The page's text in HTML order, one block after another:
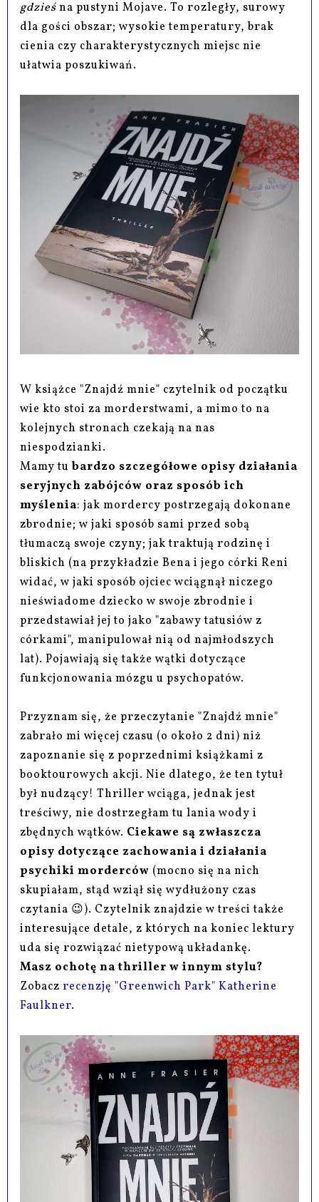
gdzieśna pustyni Mojave. To rozległy, surowy
dla gości obszar; wysokie temperatury, brak
cienia czy charakterystycznych miejsc nie
ułatwia poszukiwań.
W książce "Znajdź mnie" czytelnik od początku
wie kto stoi za morderstwami, a mimo to na
kolejnych stronach czekają na nas
niespodzianki.
Mamy tubardzo szczegółowe opisy działania
seryjnych zabójców oraz sposób ich
myślenia: jak mordercy postrzegają dokonane
zbrodnie; w jaki sposób sami przed sobą
tłumaczą swoje czyny; jak traktują rodzinę i
bliskich (na przykładzie Bena i jego córki Reni
widać, w jaki sposób ojciec wciągnął niczego
nieświadome dziecko w swoje zbrodnie i
przedstawiał jej to jako "zabawy tatusiów z
córkami", manipulował nią od najmłodszych
lat). Pojawiają się także wątki dotyczące
funkcjonowania mózgu u psychopatów.
Przyznam się, że przeczytanie "Znajdź mnie"
zabrało mi więcej czasu (o około 2 dni) niż
zapoznanie się z poprzednimi książkami z
booktourowych akcji. Nie dlatego, że ten tytuł
był nudzący! Thriller wciąga, jednak jest
treściwy, nie dostrzegłam tu lania wody i
zbędnych wątków. Ciekawe są zwłaszcza
opisy dotyczące zachowania i działania
psychiki morderców (mocno się na nich
skupiałam, stąd wziął się wydłużony czas
czytania 😉). Czytelnik znajdzie w treści także
interesujące detale, z których na koniec lektury
uda się rozwiązać nietypową układankę.
Masz ochotę na thriller w innym stylu?
Zobaczrecenzję "Greenwich Park" Katherine
Faulkner.